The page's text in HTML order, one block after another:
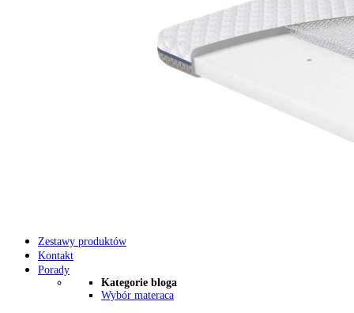
Zestawy produktów
Kontakt
Porady
Kategorie bloga
Wybór materaca